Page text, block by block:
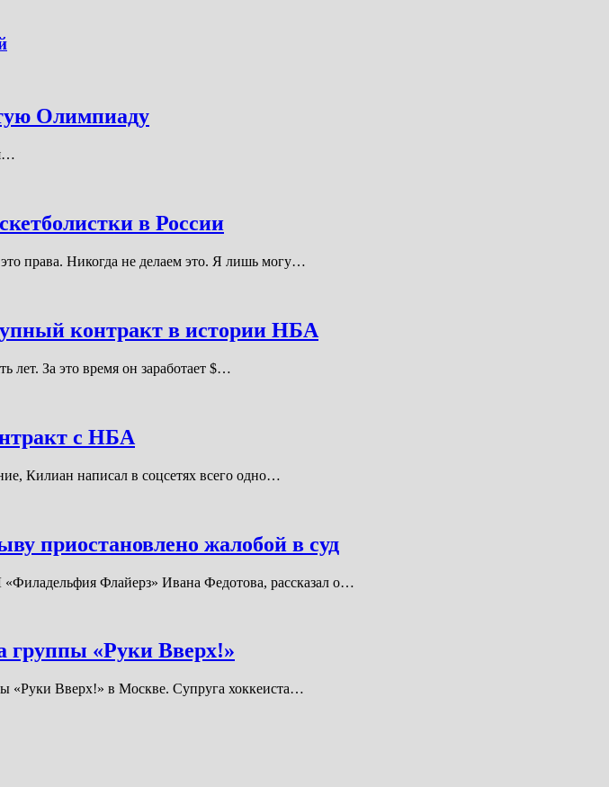
Олимпиаду
в России
права. Никогда не делаем это. Я лишь могу…
контракт в истории НБА
лет. За это время он заработает $…
с НБА
Килиан написал в соцсетях всего одно…
приостановлено жалобой в суд
Флайерз» Ивана Федотова, рассказал о…
группы «Руки Вверх!»
«Руки Вверх!» в Москве. Супруга хоккеиста…